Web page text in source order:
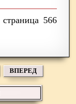
566
ВПЕРЕД